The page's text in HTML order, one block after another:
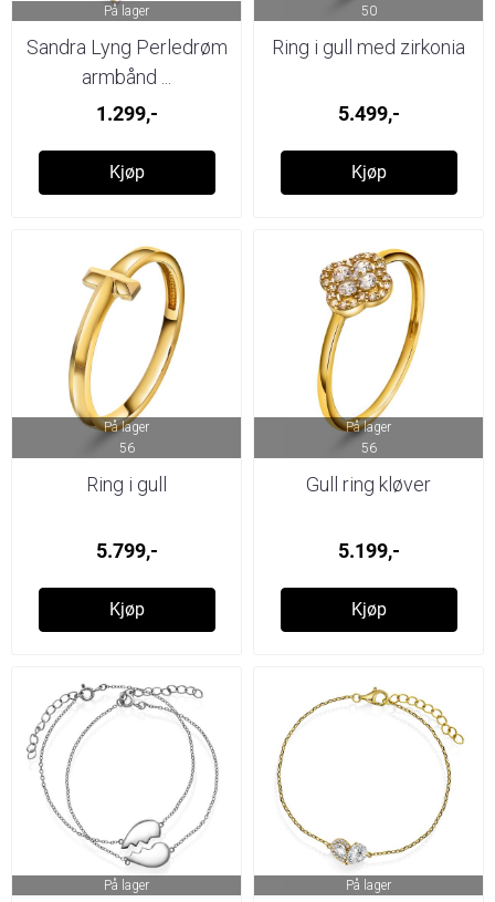
På lager
Sandra Lyng Perledrøm
armbånd ...
1.299,-
Kjøp
50
Ring i gull med zirkonia
5.499,-
Kjøp
På lager
56
Ring i gull
5.799,-
Kjøp
På lager
56
Gull ring kløver
5.199,-
Kjøp
På lager På lager